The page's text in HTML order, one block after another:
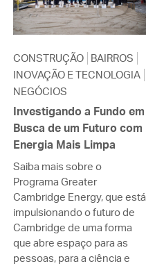
CONSTRUÇÃO BAIRROS
INOVAÇÃO E TECNOLOGIA
NEGÓCIOS
Investigando a Fundo em
Busca de um Futuro com
Energia Mais Limpa
Saiba mais sobre o
Programa Greater
Cambridge Energy, que está
impulsionando o futuro de
Cambridge de uma forma
que abre espaço para as
pessoas, para a ciência e